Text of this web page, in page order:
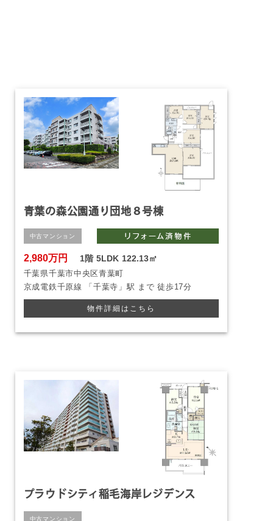
青葉の森公園通り団地８号棟
中古マンション
2,980万円 1階 5LDK 122.13㎡
千葉県千葉市中央区青葉町
京成電鉄千原線
「千葉寺」駅 まで 徒歩17分
物件詳細はこちら
プラウドシティ稲毛海岸レジデンス
中古マンション